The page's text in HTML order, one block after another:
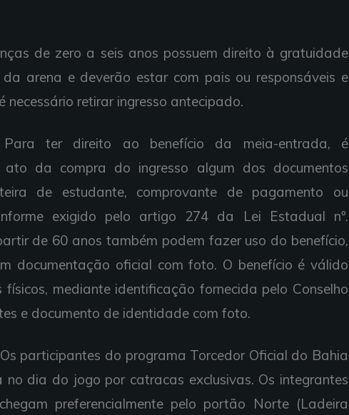
de zero a seis anos possuem direito à gratuidade
arena e deverão estar com pais ou responsáveis e
necessário retirar ingresso antecipado.
Para ter direito ao benefício da meia-entrada, é
da compra do ingresso algum dos documentos
de estudante, comprovante de pagamento ou
exigido pelo artigo 274 da Lei Estadual nº.
de 60 anos também podem fazer uso do benefício,
documentação oficial com foto. O benefício é válido
mediante identificação fornecida pelo Conselho
e documento de identidade com foto.
participantes do programa Torcedor Oficial do Bahia
no dia do jogo por catracas exclusivas. Os integrantes
preferencialmente pelo portão Norte (Ladeira